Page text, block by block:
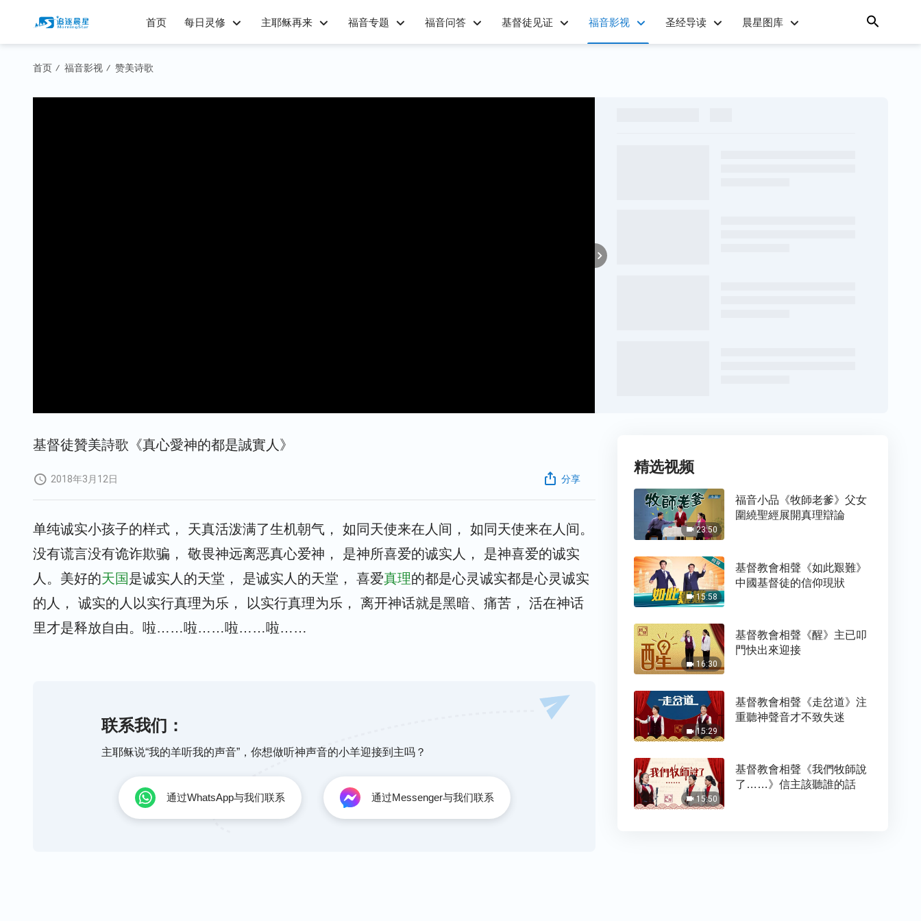
首页 每日灵修 主耶稣再来 福音专题 福音问答 基督徒见证 福音影视 圣经导读 晨星图库
首页 / 福音影视 / 赞美诗歌
基督徒贊美詩歌《真心愛神的都是誠實人》
2018年3月12日 分享
单纯诚实小孩子的样式， 天真活泼满了生机朝气， 如同天使来在人间， 如同天使来在人间。
没有谎言没有诡诈欺骗， 敬畏神远离恶真心爱神， 是神所喜爱的诚实人， 是神喜爱的诚实
人。美好的天国是诚实人的天堂， 是诚实人的天堂， 喜爱真理的都是心灵诚实都是心灵诚实
的人， 诚实的人以实行真理为乐， 以实行真理为乐， 离开神话就是黑暗、痛苦， 活在神话
里才是释放自由。啦……啦……啦……啦……
理， 天天活在神话的引导之下， 活在神话的引导之下， 接受神的鉴察活在神面前， 真心爱
神就是幸福快乐。天天活在神话的引导之下， 活在神话的引导之下， 接受神的鉴察活在神面
前， 真心爱神就是幸福，就是快乐。
基督徒赞美敬拜诗歌 《一切任神摆布》
联系我们：
主耶稣说“我的羊听我的声音”，你想做听神声音的小羊迎接到主吗？
通过WhatsApp与我们联系 通过Messenger与我们联系
精选视频
23:50
福音小品《牧師老爹》父女
圍繞聖經展開真理辯論
15:58
基督教會相聲《如此艱難》
中國基督徒的信仰現狀
16:30
基督教會相聲《醒》主已叩
門快出來迎接
15:29
基督教會相聲《走岔道》注
重聽神聲音才不致失迷
15:50
基督教會相聲《我們牧師說
了……》信主該聽誰的話